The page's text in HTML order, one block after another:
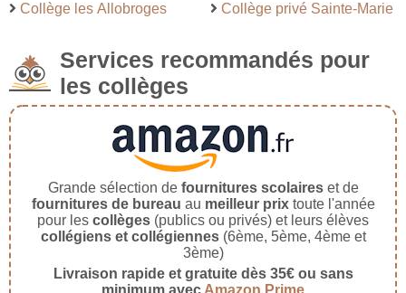
Collège les Allobroges
Collège privé Sainte-Marie
Services recommandés pour
les collèges
Grande sélection de fournitures scolaireset de
fournitures de bureau au meilleur prixtoute l'année
pour les collèges (publics ou privés) et leurs élèves
collégiens et collégiennes(6ème, 5ème, 4ème et
3ème)
Livraison rapide et gratuite dès 35€ ou sans
minimum avec Amazon Prime